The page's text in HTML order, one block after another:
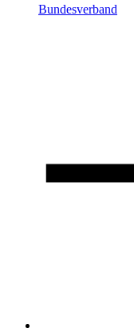
Bundesverband